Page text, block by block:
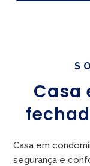
Casa
Casa em
segurança e